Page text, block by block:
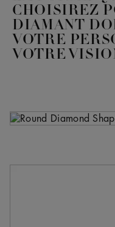
CHOISIREZ
DIAMANT
VOTRE
VOTRE